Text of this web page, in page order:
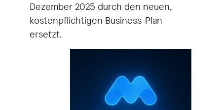
Dezember 2025 durch den neuen,
kostenpflichtigen Business-Plan
ersetzt.